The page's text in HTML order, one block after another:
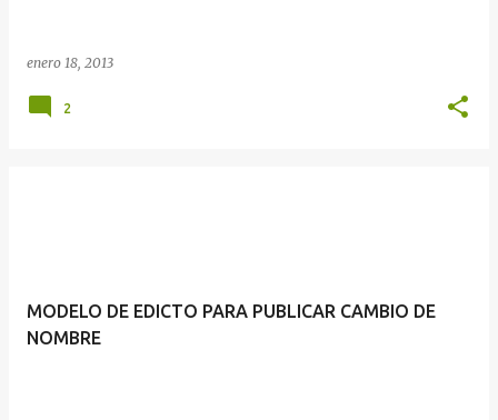
enero 18, 2013
2
MODELO DE EDICTO PARA PUBLICAR CAMBIO DE
NOMBRE